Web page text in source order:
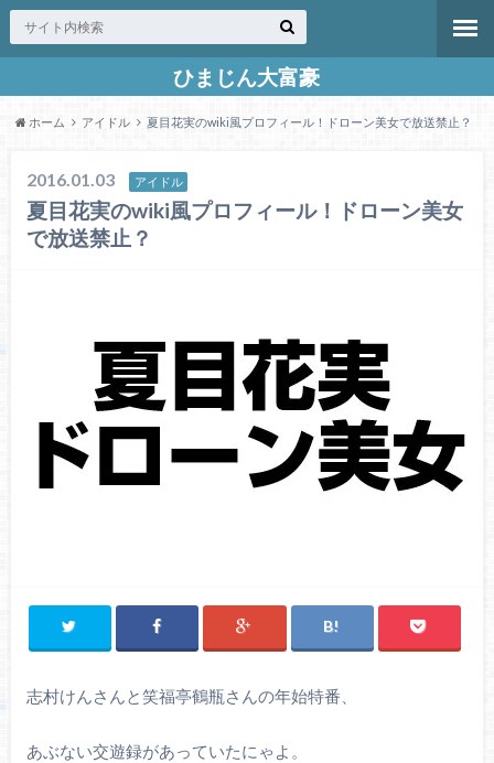
ひまじん大富豪
ホーム アイドル 夏目花実のwiki風プロフィール！ドローン美女で放送禁止？
2016.01.03 アイドル
夏目花実のwiki風プロフィール！ドローン美女
で放送禁止？
志村けんさんと笑福亭鶴瓶さんの年始特番、
あぶない交遊録があっていたにゃよ。